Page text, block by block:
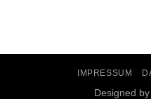
IMPRESSUM
Designed